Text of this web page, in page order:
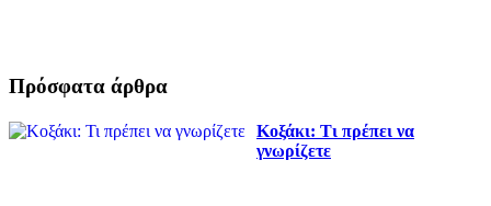
Πρόσφατα άρθρα
Κοξάκι: Τι πρέπει να
γνωρίζετε